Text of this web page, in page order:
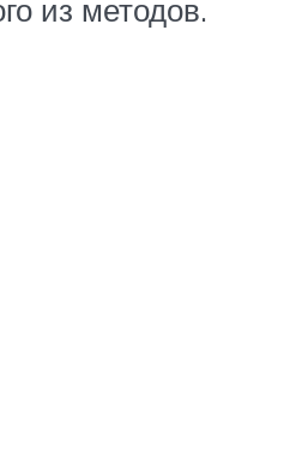
из методов.